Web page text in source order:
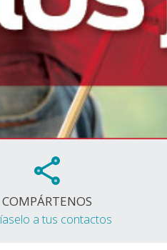
COMPÁRTENOS
a tus contactos